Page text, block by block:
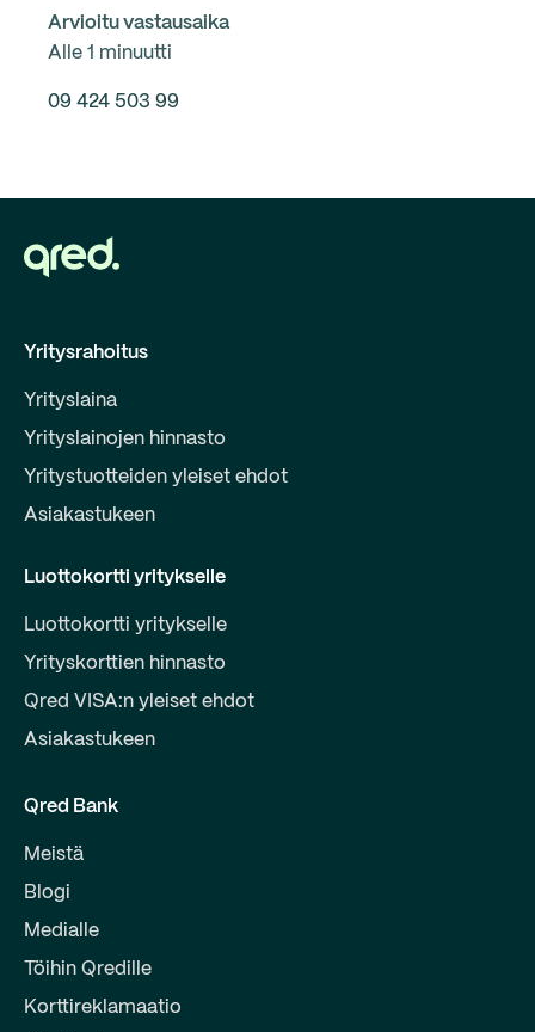
Arvioitu vastausaika
Alle 1 minuutti
09 424 503 99
Yritysrahoitus
Yrityslaina
Yrityslainojen hinnasto
Yritystuotteiden yleiset ehdot
Asiakastukeen
Luottokortti yritykselle
Luottokortti yritykselle
Yrityskorttien hinnasto
Qred VISA:n yleiset ehdot
Asiakastukeen
Qred Bank
Meistä
Blogi
Medialle
Töihin Qredille
Korttireklamaatio